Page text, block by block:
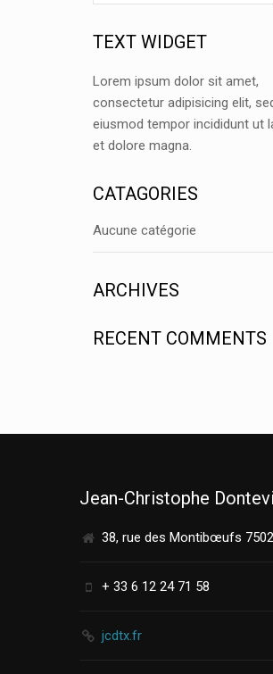
TEXT WIDGET
Lorem ipsum dolor sit amet,
consectetur adipisicing elit,
eiusmod tempor incididunt ut
et dolore magna.
CATAGORIES
Aucune catégorie
ARCHIVES
RECENT COMMENTS
Jean-Christophe
38, rue des Montibœufs
+ 33 6 12 24 71 58
jcdtx.fr